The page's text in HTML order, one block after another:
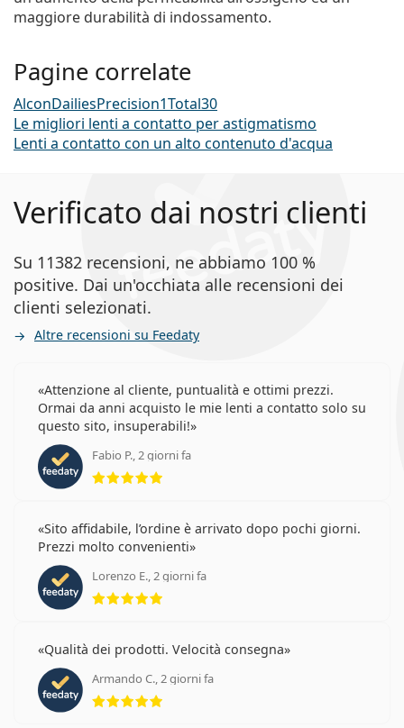
maggiore durabilità di indossamento.
Pagine correlate
AlconDailiesPrecision1Total30
Le migliori lenti a contatto per astigmatismo
Lenti a contatto con un alto contenuto d'acqua
Verificato dai nostri clienti
Su 11382 recensioni, ne abbiamo 100 %
positive. Dai un'occhiata alle recensioni dei
clienti selezionati.
Altre recensioni su Feedaty
Attenzione al cliente, puntualità e ottimi prezzi.
Ormai da anni acquisto le mie lenti a contatto solo su
questo sito, insuperabili!
Fabio P., 2 giorni fa
Sito affidabile, l’ordine è arrivato dopo pochi giorni.
Prezzi molto convenienti
Lorenzo E., 2 giorni fa
valutazione 5 di 5
Qualità dei prodotti. Velocità consegna
Armando C., 2 giorni fa
valutazione 5 di 5